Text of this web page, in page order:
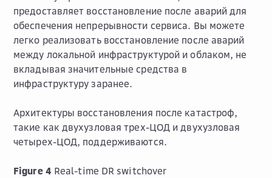
предоставляет восстановление после аварий для
обеспечения непрерывности сервиса. Вы можете
легко реализовать восстановление после аварий
между локальной инфраструктурой и облаком, не
вкладывая значительные средства в
инфраструктуру заранее.
Архитектуры восстановления после катастроф,
такие как двухузловая трех-ЦОД и двухузловая
четырех-ЦОД, поддерживаются.
Figure 4 Real-time DR switchover